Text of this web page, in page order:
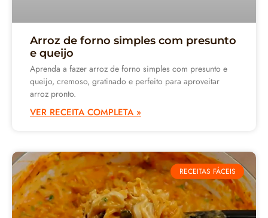
Arroz de forno simples com presunto
e queijo
Aprenda a fazer arroz de forno simples com presunto e
queijo, cremoso, gratinado e perfeito para aproveitar
arroz pronto.
VER RECEITA COMPLETA »
RECEITAS FÁCEIS